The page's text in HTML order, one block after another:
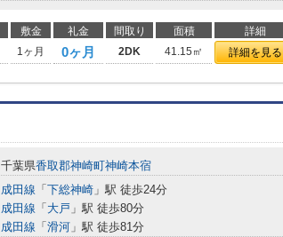
敷金 礼金 間取り 面積 詳細
1ヶ月 0ヶ月 2DK 41.15㎡ 詳細を見る
千葉県香取郡神崎町神崎本宿
成田線 「 下総神崎 」駅 徒歩24分
成田線 「 大戸 」駅 徒歩80分
成田線 「 滑河 」駅 徒歩81分